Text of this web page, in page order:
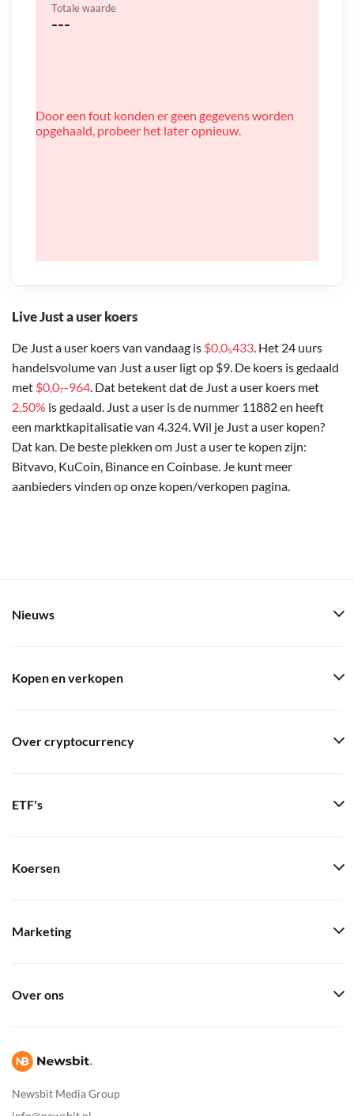
Live Just a user koers
De Just a user koers van vandaag is $0,0₅433. Het 24 uurs
handelsvolume van Just a user ligt op $9. De koers is gedaald
met $0,0₇-964. Dat betekent dat de Just a user koers met
2,50% is gedaald. Just a user is de nummer 11882 en heeft
een marktkapitalisatie van 4.324. Wil je Just a user kopen?
Dat kan. De beste plekken om Just a user te kopen zijn:
Bitvavo, KuCoin, Binance en Coinbase. Je kunt meer
aanbieders vinden op onze kopen/verkopen pagina.
Totale waarde
---
Door een fout konden er geen gegevens worden
opgehaald, probeer het later opnieuw.
Newsbit Media Group
Nieuws
Kopen en verkopen
Over cryptocurrency
ETF's
Koersen
Marketing
Over ons